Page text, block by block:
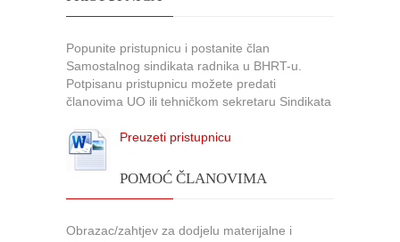
Popunite pristupnicu i postanite član
Samostalnog sindikata radnika u BHRT-u.
Potpisanu pristupnicu možete predati
članovima UO ili tehničkom sekretaru Sindikata
Preuzeti pristupnicu
POMOĆ ČLANOVIMA
Obrazac/zahtjev za dodjelu materijalne i